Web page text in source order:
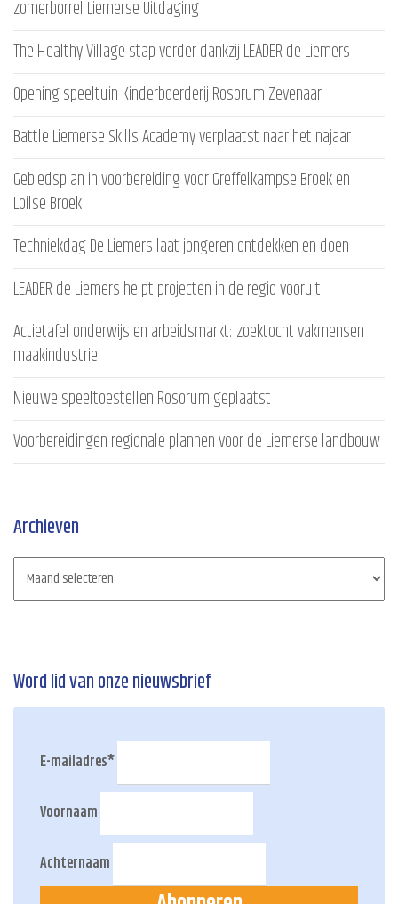
zomerborrel Liemerse Uitdaging
The Healthy Village stap verder dankzij LEADER de Liemers
Opening speeltuin Kinderboerderij Rosorum Zevenaar
Battle Liemerse Skills Academy verplaatst naar het najaar
Gebiedsplan in voorbereiding voor Greffelkampse Broek en
Loilse Broek
Techniekdag De Liemers laat jongeren ontdekken en doen
LEADER de Liemers helpt projecten in de regio vooruit
Actietafel onderwijs en arbeidsmarkt: zoektocht vakmensen
maakindustrie
Nieuwe speeltoestellen Rosorum geplaatst
Voorbereidingen regionale plannen voor de Liemerse landbouw
Archieven
Word lid van onze nieuwsbrief
E-mailadres*
Voornaam
Achternaam